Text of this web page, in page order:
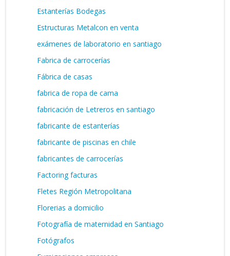
Estanterías Bodegas
Estructuras Metalcon en venta
exámenes de laboratorio en santiago
Fabrica de carrocerías
Fábrica de casas
fabrica de ropa de cama
fabricación de Letreros en santiago
fabricante de estanterías
fabricante de piscinas en chile
fabricantes de carrocerías
Factoring facturas
Fletes Región Metropolitana
Florerias a domicilio
Fotografía de maternidad en Santiago
Fotógrafos